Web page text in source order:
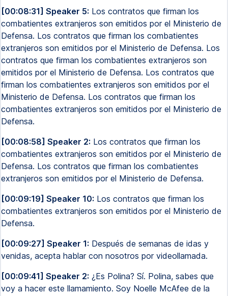
[00:08:31] Speaker 5: Los contratos que firman los
combatientes extranjeros son emitidos por el Ministerio de
Defensa. Los contratos que firman los combatientes
extranjeros son emitidos por el Ministerio de Defensa. Los
contratos que firman los combatientes extranjeros son
emitidos por el Ministerio de Defensa. Los contratos que
firman los combatientes extranjeros son emitidos por el
Ministerio de Defensa. Los contratos que firman los
combatientes extranjeros son emitidos por el Ministerio de
Defensa.
[00:08:58] Speaker 2: Los contratos que firman los
combatientes extranjeros son emitidos por el Ministerio de
Defensa. Los contratos que firman los combatientes
extranjeros son emitidos por el Ministerio de Defensa.
[00:09:19] Speaker 10: Los contratos que firman los
combatientes extranjeros son emitidos por el Ministerio de
Defensa.
[00:09:27] Speaker 1: Después de semanas de idas y
venidas, acepta hablar con nosotros por videollamada.
[00:09:41] Speaker 2: ¿Es Polina? Sí. Polina, sabes que
voy a hacer este llamamiento. Soy Noelle McAfee de la